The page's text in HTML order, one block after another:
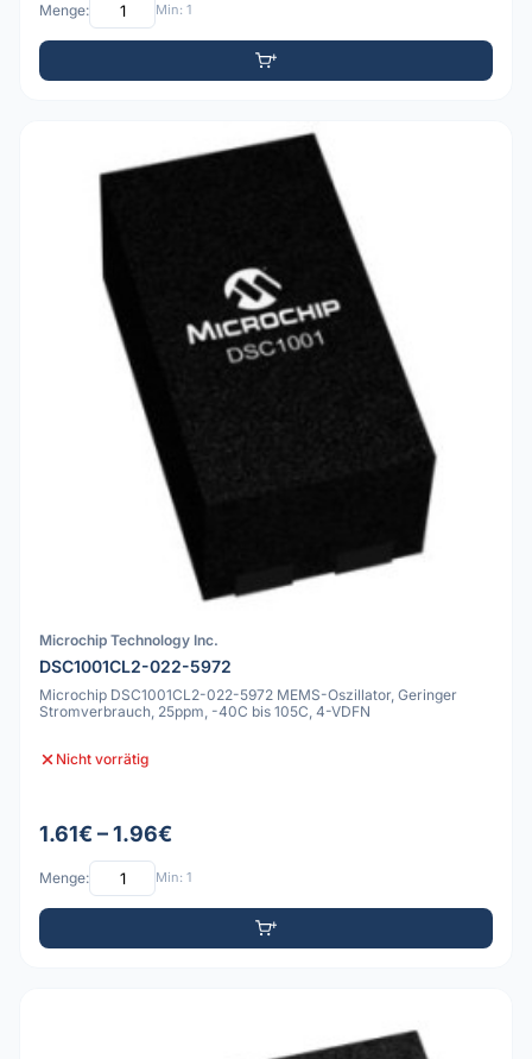
Menge: Min: 1
Microchip Technology Inc.
DSC1001CL2-022-5972
Microchip DSC1001CL2-022-5972 MEMS-Oszillator, Geringer
Stromverbrauch, 25ppm, -40C bis 105C, 4-VDFN
Nicht vorrätig
1.61€ – 1.96€
Menge: Min: 1